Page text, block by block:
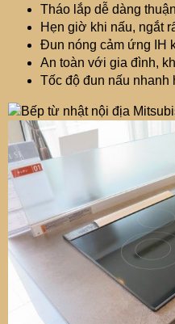
Tháo lắp dễ dàng
Hẹn giờ khi nấu, ngắt
Đun nóng cảm ứng IH
An toàn với gia đình,
Tốc độ đun nấu nhanh